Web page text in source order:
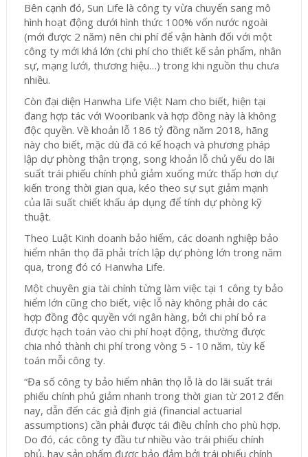
Bên cạnh đó, Sun Life là công ty vừa chuyển sang mô
hình hoạt động dưới hình thức 100% vốn nước ngoài
(mới được 2 năm) nên chi phí để vận hành đối với một
công ty mới khá lớn (chi phí cho thiết kế sản phẩm, nhân
sự, mạng lưới, thương hiệu…) trong khi nguồn thu chưa
nhiều.
Còn đại diện Hanwha Life Việt Nam cho biết, hiện tại
đang hợp tác với Wooribank và hợp đồng này là không
độc quyền. Về khoản lỗ 186 tỷ đồng năm 2018, hãng
này cho biết, mặc dù đã có kế hoạch và phương pháp
lập dự phòng thận trọng, song khoản lỗ chủ yếu do lãi
suất trái phiếu chính phủ giảm xuống mức thấp hơn dự
kiến trong thời gian qua, kéo theo sự sụt giảm mạnh
của lãi suất chiết khấu áp dụng để tính dự phòng kỹ
thuật.
Theo Luật Kinh doanh bảo hiểm, các doanh nghiệp bảo
hiểm nhân thọ đã phải trích lập dự phòng lớn trong năm
qua, trong đó có Hanwha Life.
Một chuyên gia tài chính từng làm việc tại 1 công ty bảo
hiểm lớn cũng cho biết, việc lỗ này không phải do các
hợp đồng độc quyền với ngân hàng, bởi chi phí bỏ ra
được hạch toán vào chi phí hoạt động, thường được
chia nhỏ thành chi phí trong vòng 5 - 10 năm, tùy kế
toán mỗi công ty.
“Đa số công ty bảo hiểm nhân thọ lỗ là do lãi suất trái
phiếu chính phủ giảm nhanh trong thời gian từ 2012 đến
nay, dẫn đến các giả định giá (financial actuarial
assumptions) cần phải được tái điều chỉnh cho phù hợp.
Do đó, các công ty đầu tư nhiều vào trái phiếu chính
phủ, hay sản phẩm được bảo đảm bởi trái phiếu chính